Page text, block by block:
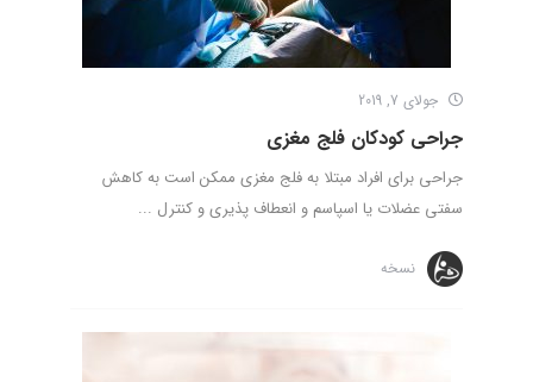
جولای 7, 2019
جراحی کودکان فلج مغزی
جراحی برای افراد مبتلا به فلج مغزی ممکن است به کاهش
سفتی عضلات یا اسپاسم و انعطاف پذیری و کنترل ...
نسخه